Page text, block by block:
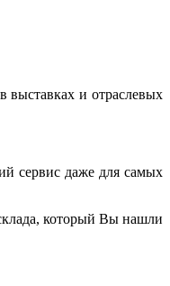
и отраслевых
сервис даже для самых
который Вы нашли